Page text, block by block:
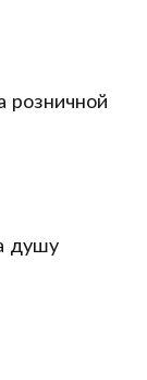
розничной
душу